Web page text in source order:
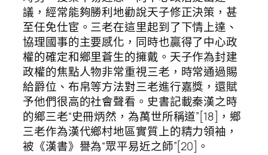
議，經常能夠勝利地勸說天子修正決策，甚
至任免仕宦。三老在這里起到了下情上達、
協理國事的主要感化，同時也贏得了中心政
權的確定和鄉里蒼生的擁戴。天子作為封建
政權的焦點人物非常重視三老，時常通過賜
給爵位、布帛等方法對三老進行嘉獎，還賦
予他們很高的社會聲看。史書記載秦漢之時
的鄉三老“史冊炳然，為萬世所稱道”[18]，鄉
三老作為漢代鄉村地區實質上的精力領袖，
被《漢書》譽為“眾平易近之師”[20]。